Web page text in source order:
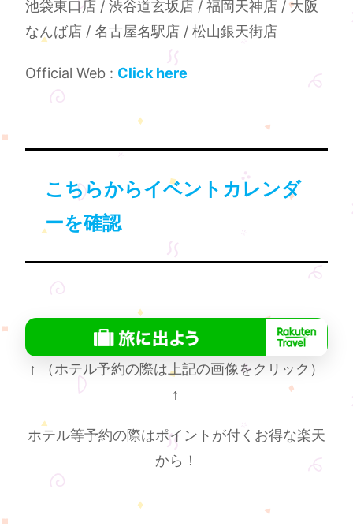
池袋東口店 / 渋谷道玄坂店 / 福岡天神店 / 大阪
なんば店 / 名古屋名駅店 / 松山銀天街店
Official Web : Click here
こちらからイベントカレンダ
ーを確認
↑ （ホテル予約の際は上記の画像をクリック）
↑
ホテル等予約の際はポイントが付くお得な楽天
から！